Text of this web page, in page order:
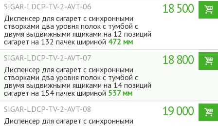
Dispensers
SIGAR-LDCP-TV-2-AVT-06
Диспенсер для сигарет с синхронными
створками два уровня полок с тумбой с
двумя выдвижными ящиками на 12 позиций
сигарет на 132 пачек шириной 472 мм
18 500
SIGAR-LDCP-TV-2-AVT-07
Диспенсер для сигарет с синхронными
створками два уровня полок с тумбой с
двумя выдвижными ящиками на 14 позиций
сигарет на 154 пачек шириной 537 мм
18 800
SIGAR-LDCP-TV-2-AVT-08
Диспенсер для сигарет с синхронными
19 000